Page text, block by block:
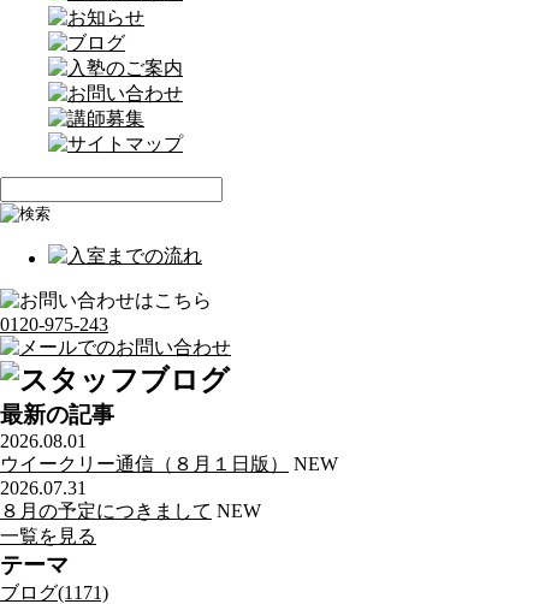
0120-975-243
最新の記事
2026.08.01
ウイークリー通信（８月１日版）
NEW
2026.07.31
８月の予定につきまして NEW
一覧を見る
テーマ
ブログ(1171)